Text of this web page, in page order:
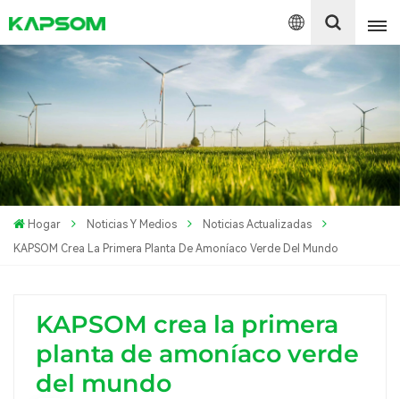
English
Español
Polski
Hogar Noticias Y Medios
Noticias Actualizadas
KAPSOM Crea La Primera Planta De Amoníaco Verde Del Mundo
KAPSOM crea la primera
planta de amoníaco verde
del mundo